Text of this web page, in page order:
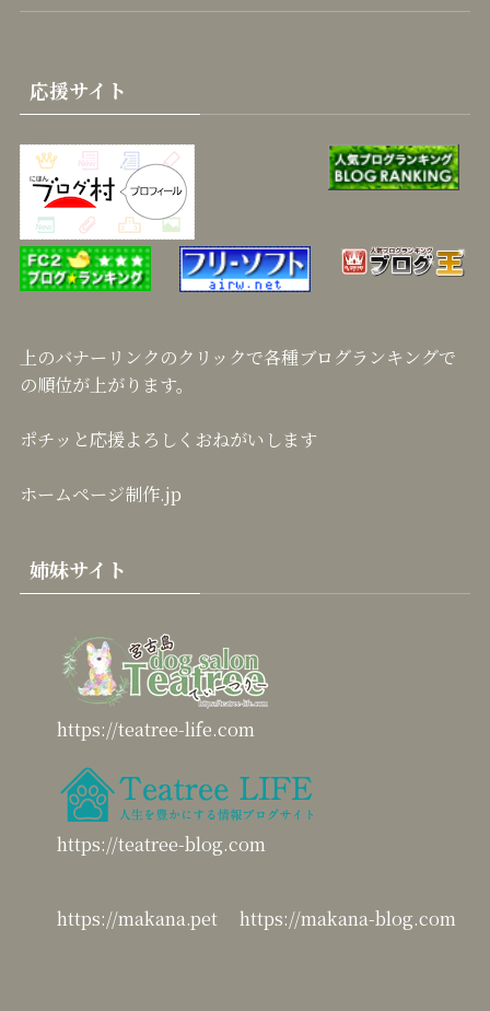
応援サイト
上のバナーリンクのクリックで各種ブログランキングで
の順位が上がります。
ポチッと応援よろしくおねがいします
ホームページ制作.jp
姉妹サイト
https://teatree-life.com
https://teatree-blog.com
https://makana.pet